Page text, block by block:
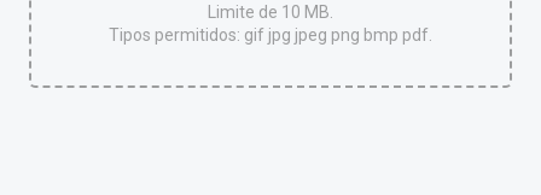
Limite de 10 MB.
Tipos permitidos: gif jpg jpeg png bmp pdf.